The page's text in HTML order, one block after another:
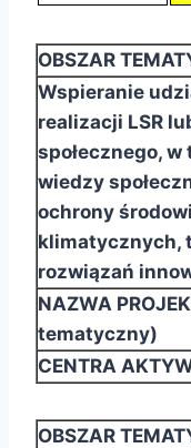
OBSZAR
Wspieranie
realizacji LSR
społecznego, w
wiedzy
ochrony
klimatycznych,
rozwiązań
NAZWA
tematyczny)
CENTRA
OBSZAR